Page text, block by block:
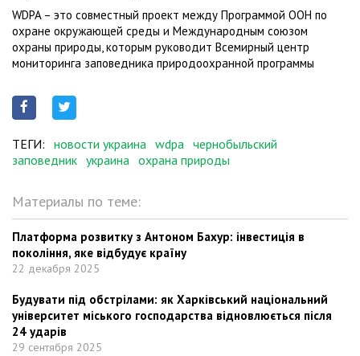
WDPA – это совместный проект между Программой ООН по
охране окружающей среды и Международным союзом
охраны природы, которым руководит Всемирный центр
мониторинга заповедника природоохранной программы
ТЕГИ: новости украина wdpa чернобыльский
заповедник украина охрана природы
Материалы по теме:
Платформа розвитку з Антоном Бахур: інвестиція в
покоління, яке відбудує країну
22 декабря 2025
Будувати під обстрілами: як Харківський національний
університет міського господарства відновлюється після
24 ударів
29 сентября 2025